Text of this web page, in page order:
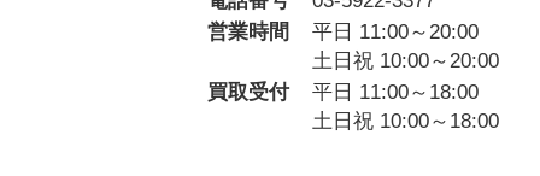
営業時間
平日 11:00～20:00
土日祝 10:00～20:00
買取受付
平日 11:00～18:00
土日祝 10:00～18:00